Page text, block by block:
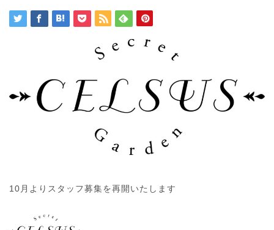
n
10月よりスタッフ募集を再開いたします